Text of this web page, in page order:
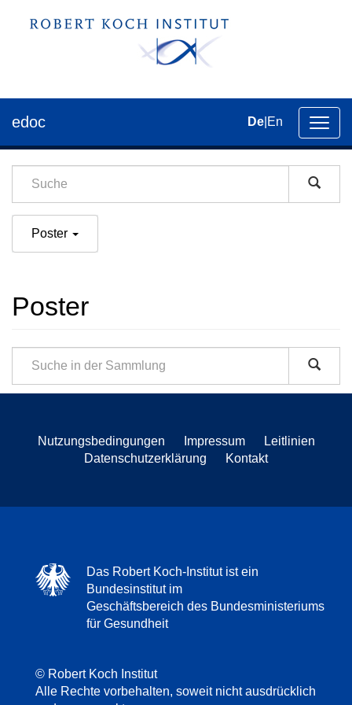
der
edoc De En
Poster
Poster
Nutzungsbedingungen Impressum
Leitlinien
Datenschutzerklärung
Kontakt
Das Robert Koch-Institut ist ein
Bundesinstitut im
Geschäftsbereich des Bundesministeriums
für Gesundheit
© Robert Koch Institut
Alle Rechte vorbehalten, soweit nicht ausdrücklich